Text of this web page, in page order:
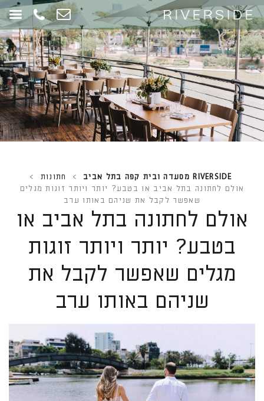
RIVERSIDE מסעדה ובית קפה בתל אביב > חתונות
>
אולם לחתונה בתל אביב או בטבע? יותר ויותר זוגות מגלים
שאפשר לקבל את שניהם באותו ערב
אולם לחתונה בתל אביב או
בטבע? יותר ויותר זוגות
מגלים שאפשר לקבל את
שניהם באותו ערב